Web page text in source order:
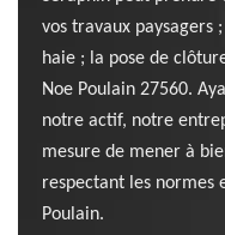
vos travaux paysagers
haie ; la pose de
Noe Poulain 27560.
notre actif, notre
mesure de mener à
respectant les normes
Poulain.